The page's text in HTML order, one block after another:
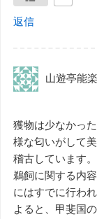
返信
山遊亭能楽
獲物は少なかっ
様な匂いがして
稽古しています
鵜飼に関する内
にはすでに行わ
よると、甲斐国